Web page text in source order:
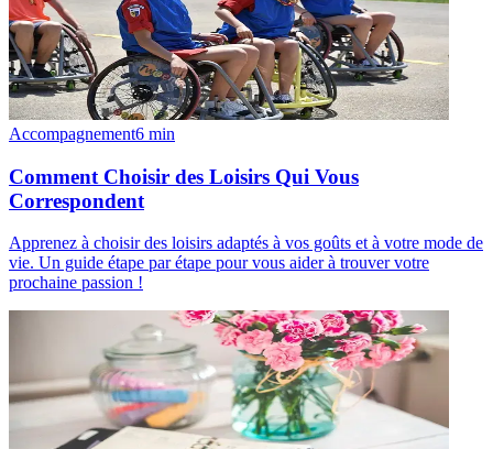
Accompagnement6 min
Comment Choisir des Loisirs Qui Vous
Correspondent
Apprenez à choisir des loisirs adaptés à vos goûts et à votre mode de
vie. Un guide étape par étape pour vous aider à trouver votre
prochaine passion !